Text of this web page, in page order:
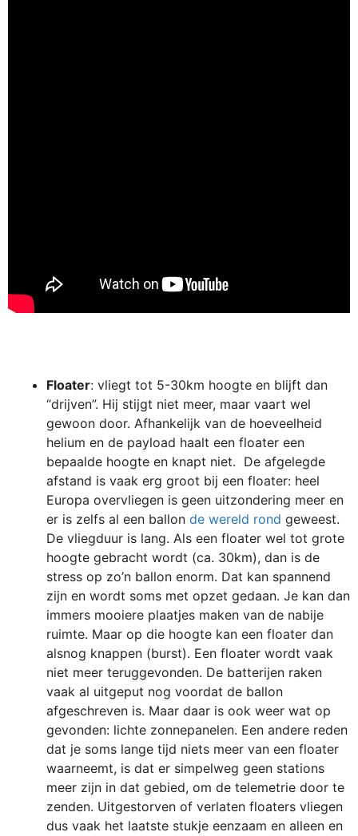
Floater: vliegt tot 5-30km hoogte en blijft dan
“drijven”. Hij stijgt niet meer, maar vaart wel
gewoon door. Afhankelijk van de hoeveelheid
helium en de payload haalt een floater een
bepaalde hoogte en knapt niet. De afgelegde
afstand is vaak erg groot bij een floater: heel
Europa overvliegen is geen uitzondering meer en
er is zelfs al een ballon de wereld rond geweest.
De vliegduur is lang. Als een floater wel tot grote
hoogte gebracht wordt (ca. 30km), dan is de
stress op zo’n ballon enorm. Dat kan spannend
zijn en wordt soms met opzet gedaan. Je kan dan
immers mooiere plaatjes maken van de nabije
ruimte. Maar op die hoogte kan een floater dan
alsnog knappen (burst). Een floater wordt vaak
niet meer teruggevonden. De batterijen raken
vaak al uitgeput nog voordat de ballon
afgeschreven is. Maar daar is ook weer wat op
gevonden: lichte zonnepanelen. Een andere reden
dat je soms lange tijd niets meer van een floater
waarneemt, is dat er simpelweg geen stations
meer zijn in dat gebied, om de telemetrie door te
zenden. Uitgestorven of verlaten floaters vliegen
dus vaak het laatste stukje eenzaam en alleen en